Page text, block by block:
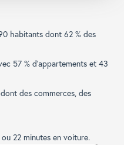
habitants dont 62 % des
57 % d'appartements et 43
des commerces, des
22 minutes en voiture.